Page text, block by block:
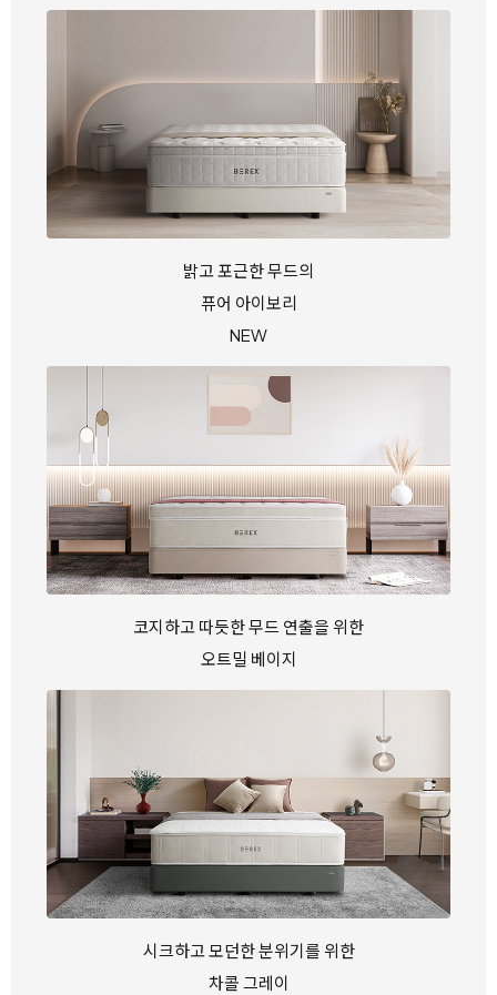
밝고 포근한 무드의
퓨어 아이보리
NEW
코지하고 따듯한 무드 연출을 위한
오트밀 베이지
시크하고 모던한 분위기를 위한
차콜 그레이